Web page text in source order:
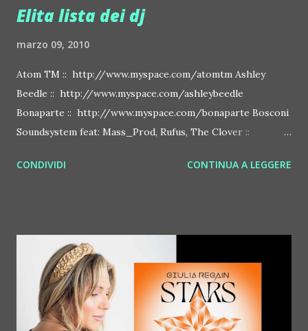
Elita lista dei dj
marzo 09, 2010
Atom TM :: http://www.myspace.com/atomtm Ashley
Beedle :: http://www.myspace.com/ashleybeedle
Bonaparte :: http://www.myspace.com/bonaparte Bosconi
Soundsystem feat: Mass_Prod, Rufus, The Clover ::
http://www.myspace.com/benderbyetone Chapelier Fou ::
Deian :: http://www.myspace.com/deiansong Dixon ::
http://www.myspace.com/justdixon Frivolous ::
http://www.myspace.com/frivolouslive Frost ::
http://www.myspace.com/frostnorway Gonzales ::
http://www.myspace.com/gonzpiration Italian Laptop
CONDIVIDI CONTINUA A LEGGERE